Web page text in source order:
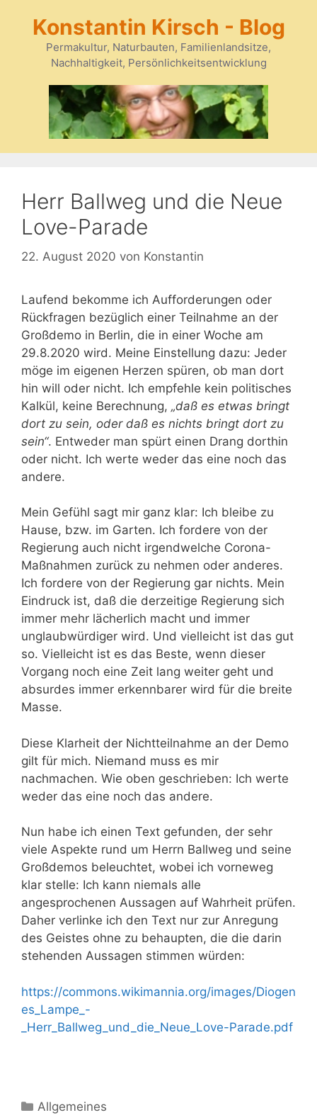
springen
Konstantin Kirsch - Blog
Permakultur, Naturbauten, Familienlandsitze,
Nachhaltigkeit, Persönlichkeitsentwicklung
Herr Ballweg und die Neue
Love-Parade
22. August 2020 von Konstantin
Laufend bekomme ich Aufforderungen oder
Rückfragen bezüglich einer Teilnahme an der
Großdemo in Berlin, die in einer Woche am
29.8.2020 wird. Meine Einstellung dazu: Jeder
möge im eigenen Herzen spüren, ob man dort
hin will oder nicht. Ich empfehle kein politisches
Kalkül, keine Berechnung, „daß es etwas bringt
dort zu sein, oder daß es nichts bringt dort zu
sein“. Entweder man spürt einen Drang dorthin
oder nicht. Ich werte weder das eine noch das
andere.
Mein Gefühl sagt mir ganz klar: Ich bleibe zu
Hause, bzw. im Garten. Ich fordere von der
Regierung auch nicht irgendwelche Corona-
Maßnahmen zurück zu nehmen oder anderes.
Ich fordere von der Regierung gar nichts. Mein
Eindruck ist, daß die derzeitige Regierung sich
immer mehr lächerlich macht und immer
unglaubwürdiger wird. Und vielleicht ist das gut
so. Vielleicht ist es das Beste, wenn dieser
Vorgang noch eine Zeit lang weiter geht und
absurdes immer erkennbarer wird für die breite
Masse.
Diese Klarheit der Nichtteilnahme an der Demo
gilt für mich. Niemand muss es mir
nachmachen. Wie oben geschrieben: Ich werte
weder das eine noch das andere.
Nun habe ich einen Text gefunden, der sehr
viele Aspekte rund um Herrn Ballweg und seine
Großdemos beleuchtet, wobei ich vorneweg
klar stelle: Ich kann niemals alle
angesprochenen Aussagen auf Wahrheit prüfen.
Daher verlinke ich den Text nur zur Anregung
des Geistes ohne zu behaupten, die die darin
stehenden Aussagen stimmen würden:
https://commons.wikimannia.org/images/Diogen
es_Lampe_-
_Herr_Ballweg_und_die_Neue_Love-Parade.pdf
Kategorien
Allgemeines